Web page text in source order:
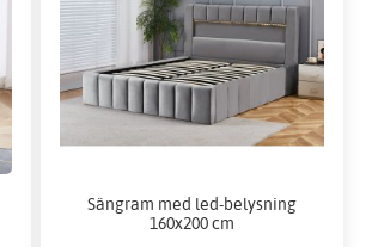
Sängram med led-belysning
160x200 cm